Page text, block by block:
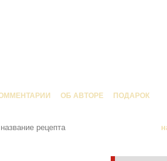
ОБ АВТОРЕ ПОДАРОК